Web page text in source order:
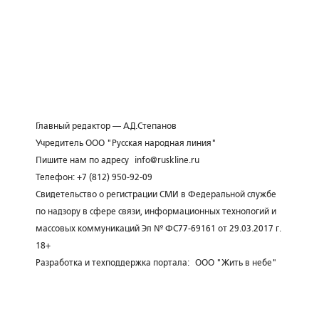
Главный редактор — А.Д.Степанов
Учредитель ООО "Русская народная линия"
Пишите нам по адресу
info@ruskline.ru
Телефон: +7 (812) 950-92-09
Свидетельство о регистрации СМИ в Федеральной службе
по надзору в сфере связи, информационных технологий и
массовых коммуникаций Эл № ФС77-69161 от 29.03.2017 г.
18+
Разработка и техподдержка портала: ООО "Жить в небе"